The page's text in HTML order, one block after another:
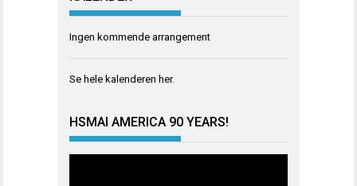
Ingen kommende arrangement
Se hele kalenderen her.
HSMAI AMERICA 90 YEARS!